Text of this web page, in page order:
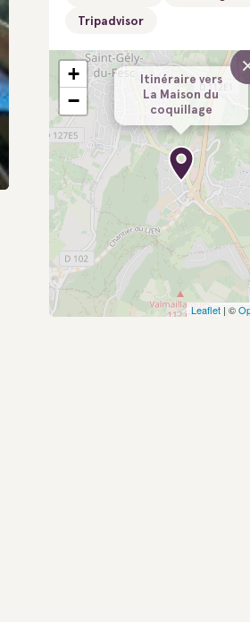
Tripadvisor
Itinéraire vers
La Maison du
coquillage
+
−
Leaflet | ©